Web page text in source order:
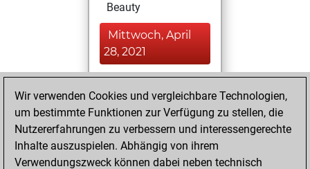
Beauty
Mittwoch, April
28, 2021
You achieved a
BeautyScore of 1
Fritz
You
achieved a new Elo
of 1596
Wir verwenden Cookies und vergleichbare Technologien,
um bestimmte Funktionen zur Verfügung zu stellen, die
Nutzererfahrungen zu verbessern und interessengerechte
Inhalte auszuspielen. Abhängig von ihrem
Verwendungszweck können dabei neben technisch